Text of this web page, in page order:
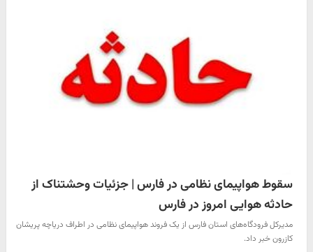
سقوط هواپیمای نظامی در فارس | جزئیات وحشتناک از
حادثه هوایی امروز در فارس
مدیرکل فرودگاه‌های استان فارس از یک فروند هواپیمای نظامی در اطراف دریاچه پریشان
کازرون خبر داد.